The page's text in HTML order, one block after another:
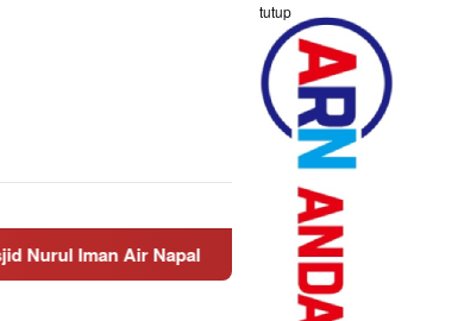
tutup
Napal Truck Bawa Pasir Lalu-lalang di